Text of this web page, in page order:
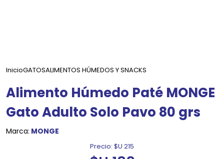
InicioGATOSALIMENTOS HÚMEDOS Y SNACKS
Alimento Húmedo Paté MONGE
Gato Adulto Solo Pavo 80 grs
Marca: MONGE
Precio: $U 215